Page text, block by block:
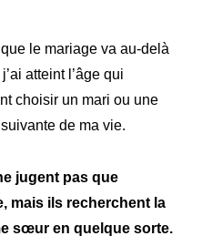
le mariage va au-delà
atteint l’âge qui
choisir un mari ou une
de ma vie.
jugent pas que
mais ils recherchent la
sœur en quelque sorte.